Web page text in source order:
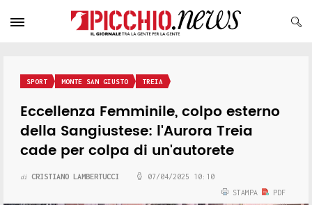
SPORT MONTE SAN GIUSTO TREIA
Eccellenza Femminile, colpo esterno
della Sangiustese: l'Aurora Treia
cade per colpa di un'autorete
di CRISTIANO LAMBERTUCCI
07/04/2025 10:10
STAMPA
PDF